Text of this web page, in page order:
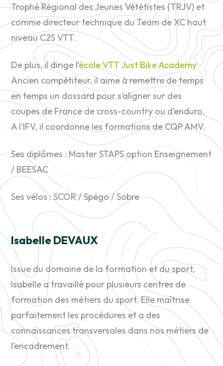
Trophé Régional des Jeunes Vététistes (TRJV) et
comme directeur technique du Team de XC haut
niveau C2S VTT.
De plus, il dirige l’école VTT Just Bike Academy
Ancien compétiteur, il aime à remettre de temps
en temps un dossard pour s’aligner sur des
coupes de France de cross-country ou d’enduro.
A l’IFV, il coordonne les formations de CQP AMV.
Ses diplômes : Master STAPS option Enseignement
/ BEESAC
Ses vélos : SCOR / Spégo / Sobre
Isabelle DEVAUX
Issue du domaine de la formation et du sport,
Isabelle a travaillé pour plusieurs centres de
formation des métiers du sport. Elle maîtrise
parfaitement les procédures et a des
connaissances transversales dans nos métiers de
l’encadrement.